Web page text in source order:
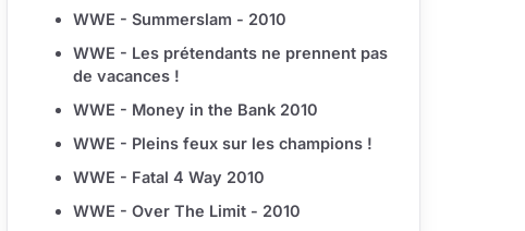
WWE - Summerslam - 2010
WWE - Les prétendants ne prennent pas
de vacances !
WWE - Money in the Bank 2010
WWE - Pleins feux sur les champions !
WWE - Fatal 4 Way 2010
WWE - Over The Limit - 2010